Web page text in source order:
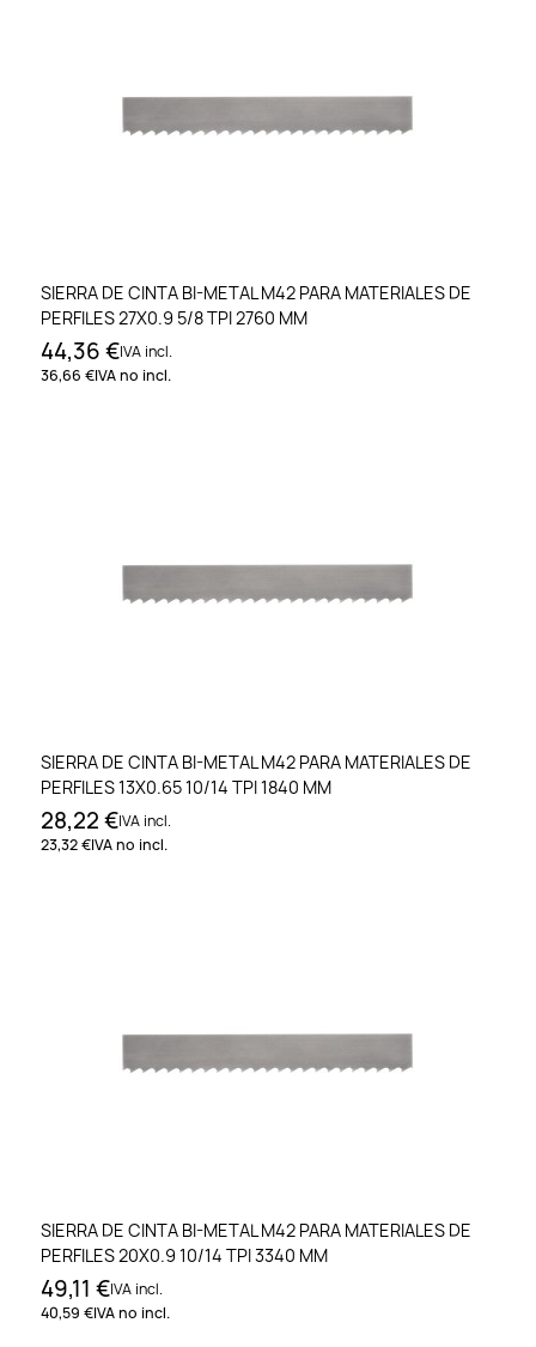
SIERRA DE CINTA BI-METAL M42 PARA MATERIALES DE
PERFILES 27X0.9 5/8 TPI 2760 MM
44,36 €IVA incl.
36,66 €IVA no incl.
SIERRA DE CINTA BI-METAL M42 PARA MATERIALES DE
PERFILES 13X0.65 10/14 TPI 1840 MM
28,22 €IVA incl.
23,32 €IVA no incl.
SIERRA DE CINTA BI-METAL M42 PARA MATERIALES DE
PERFILES 20X0.9 10/14 TPI 3340 MM
49,11 €IVA incl.
40,59 €IVA no incl.